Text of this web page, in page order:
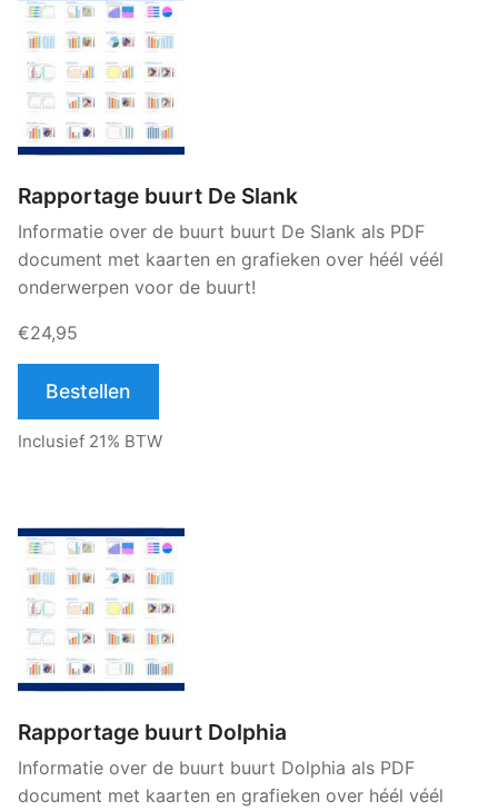
Rapportage buurt De Slank
Informatie over de buurt buurt De Slank als PDF
document met kaarten en grafieken over héél véél
onderwerpen voor de buurt!
€24,95
Bestellen
Inclusief 21% BTW
Rapportage buurt Dolphia
Informatie over de buurt buurt Dolphia als PDF
document met kaarten en grafieken over héél véél